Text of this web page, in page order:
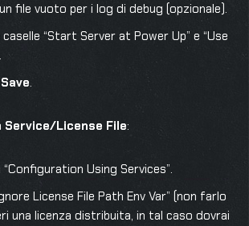
file vuoto per i log di debug (opzionale).
“Start Server at Power Up” e “Use
Save.
Service/License File:
“Configuration Using Services”.
License File Path Env Var” (non farlo
una licenza distribuita, in tal caso dovrai